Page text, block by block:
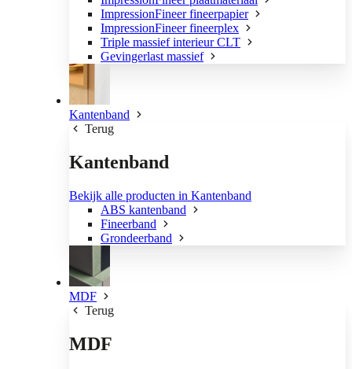
ImpressionFineer fineerpapier
ImpressionFineer fineerplex
Triple massief interieur CLT
Gevingerlast massief
Kantenband
Terug
Kantenband
Bekijk alle producten in Kantenband
ABS kantenband
Fineerband
Grondeerband
MDF
Terug
MDF